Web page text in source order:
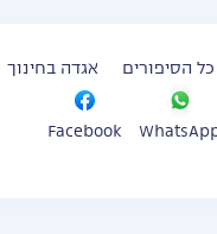
כל הסיפורים אגדה בחינוך
Facebook